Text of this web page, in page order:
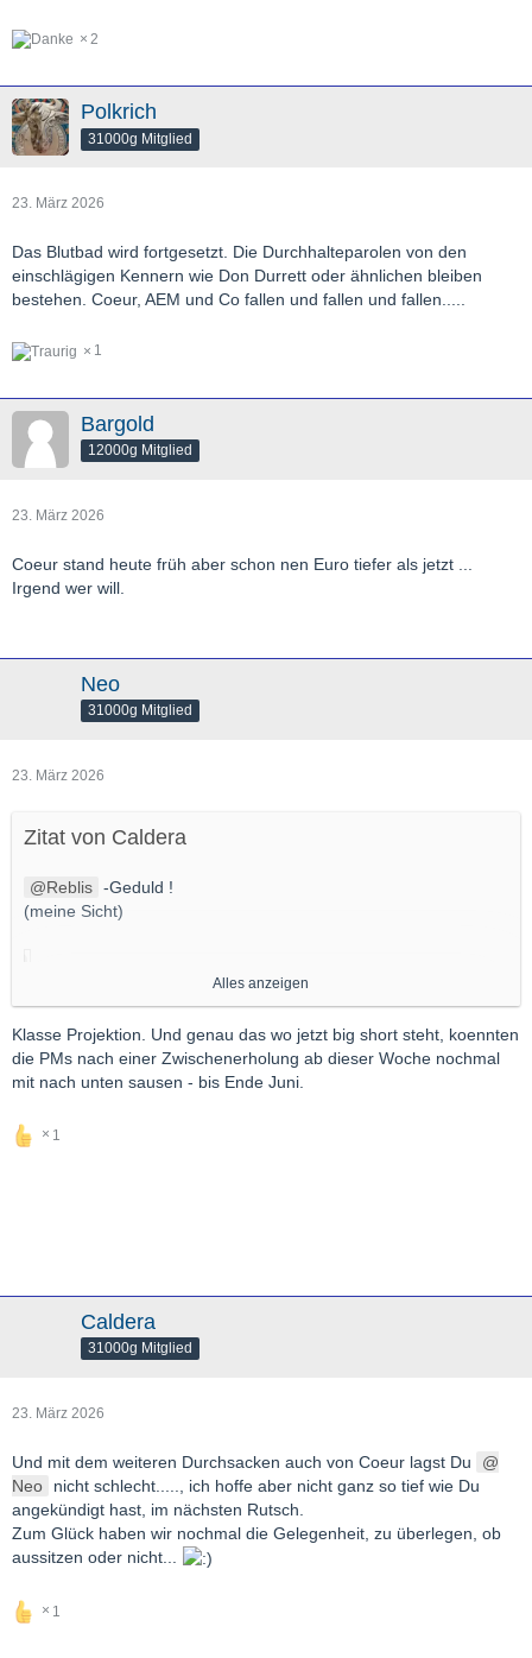
2
Polkrich
31000g Mitglied
23. März 2026
Das Blutbad wird fortgesetzt. Die Durchhalteparolen von den
einschlägigen Kennern wie Don Durrett oder ähnlichen bleiben
bestehen. Coeur, AEM und Co fallen und fallen und fallen.....
1
Bargold
12000g Mitglied
23. März 2026
Coeur stand heute früh aber schon nen Euro tiefer als jetzt ...
Irgend wer will.
Neo
31000g Mitglied
23. März 2026
Zitat von Caldera
Reblis -Geduld !
(meine Sicht)
Alles anzeigen
Klasse Projektion. Und genau das wo jetzt big short steht, koennten
die PMs nach einer Zwischenerholung ab dieser Woche nochmal
mit nach unten sausen - bis Ende Juni.
1
Caldera
31000g Mitglied
23. März 2026
Und mit dem weiteren Durchsacken auch von Coeur lagst Du
Neo
nicht schlecht....., ich hoffe aber nicht ganz so tief wie Du
angekündigt hast, im nächsten Rutsch.
Zum Glück haben wir nochmal die Gelegenheit, zu überlegen, ob
aussitzen oder nicht...
1